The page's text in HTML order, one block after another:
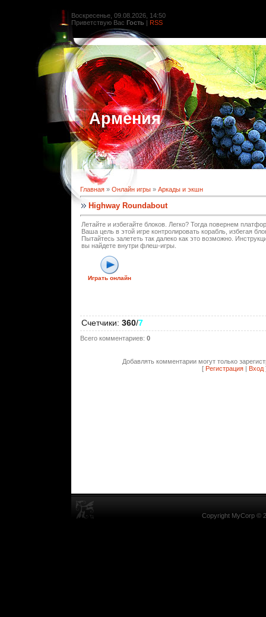
Воскресенье, 09.08.2026, 14:50
Приветствую Вас Гость | RSS
Армения
Главная » Онлайн игры » Аркады и экшн
Highway Roundabout
Летайте и избегайте блоков. Легко? Тогда повернем
Ваша цель в этой игре контролировать корабль, избегая
Пытайтесь залететь так далеко как это возможно.
вы найдете внутри флеш-игры.
Играть онлайн
Счетчики: 360/7
Всего комментариев: 0
Добавлять комментарии могут только
[ Регистрация Вход
Copyright MyCorp ©